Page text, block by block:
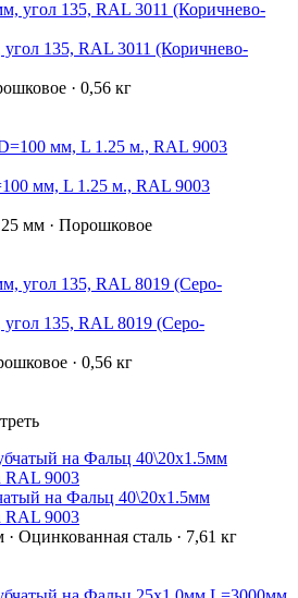
135, RAL 3011 (Коричнево-
· 0,56 кг
мм, L 1.25 м., RAL 9003
мм · Порошковое
135, RAL 8019 (Серо-
· 0,56 кг
на Фальц 40\20х1.5мм
9003
Оцинкованная сталь · 7,61 кг